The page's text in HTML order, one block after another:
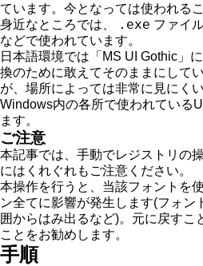
ています。今となっては使われる
身近なところでは、
.exe ファイ
などで使われています。
日本語環境では「MS UI Gothic」
換のために敢えてそのままにして
が、場所によっては非常に見にく
Windows内の各所で使われている
ます。
ご注意
本記事では、手動でレジストリの
にはくれぐれもご注意ください。
本操作を行うと、当該フォントを
ン全てに影響が発生します(フォン
囲からはみ出るなど)。元に戻すこ
ことをお勧めします。
手順